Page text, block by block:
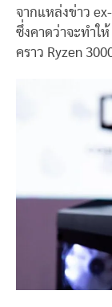
จากแหล่งข่าว
ซึ่งคาดว่าจะทำใ
คราว Ryzen